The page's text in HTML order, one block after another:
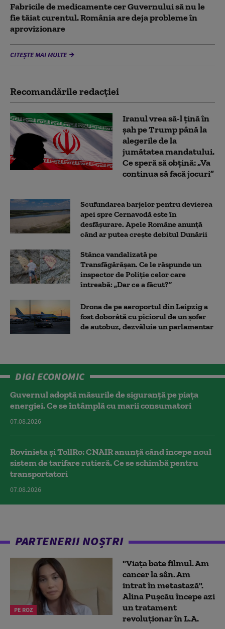
Fabricile de medicamente cer Guvernului să nu le
fie tăiat curentul. România are deja probleme în
aprovizionare
CITEȘTE MAI MULTE
Recomandările redacţiei
Iranul vrea să-l țină în
șah pe Trump până la
alegerile de la
jumătatea mandatului.
Ce speră să obțină: „Va
continua să facă jocuri”
Scufundarea barjelor pentru devierea
apei spre Cernavodă este în
desfășurare. Apele Române anunță
când ar putea crește debitul Dunării
Stânca vandalizată pe
Transfăgărășan. Ce le răspunde un
inspector de Poliție celor care
întreabă: „Dar ce a făcut?”
Drona de pe aeroportul din Leipzig a
fost doborâtă cu piciorul de un şofer
de autobuz, dezvăluie un parlamentar
DIGI ECONOMIC
Guvernul adoptă măsurile de siguranță pe piața
energiei. Ce se întâmplă cu marii consumatori
07.08.2026
Rovinieta și TollRo: CNAIR anunță când începe noul
sistem de tarifare rutieră. Ce se schimbă pentru
transportatori
07.08.2026
PARTENERII NOȘTRI
PE ROZ
"Viața bate filmul. Am
cancer la sân. Am
intrat în metastază".
Alina Pușcău începe azi
un tratament
revoluționar în L.A.